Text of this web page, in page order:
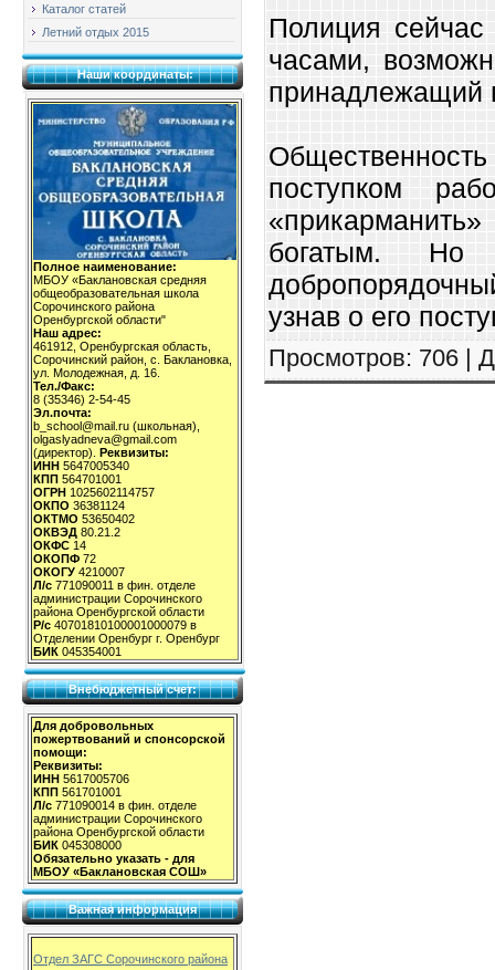
Каталог статей
Летний отдых 2015
Наши координаты:
Полное наименование:
МБОУ «Баклановская средняя
общеобразовательная школа
Сорочинского района
Оренбургской области"
Наш адрес:
461912, Оренбургская область,
Сорочинский район, с. Баклановка,
ул. Молодежная, д. 16.
Тел./Факс:
8 (35346) 2-54-45
Эл.почта:
b_school@mail.ru (школьная),
olgaslyadneva@gmail.com
(директор). Реквизиты:
ИНН 5647005340
КПП 564701001
ОГРН 1025602114757
ОКПО 36381124
ОКТМО 53650402
ОКВЭД 80.21.2
ОКФС 14
ОКОПФ 72
ОКОГУ 4210007
Л/с 771090011 в фин. отделе
администрации Сорочинского
района Оренбургской области
Р/с 40701810100001000079 в
Отделении Оренбург г. Оренбург
БИК 045354001
Внебюджетный счет:
Для добровольных
пожертвований и спонсорской
помощи:
Реквизиты:
ИНН 5617005706
КПП 561701001
Л/с 771090014 в фин. отделе
администрации Сорочинского
района Оренбургской области
БИК 045308000
Обязательно указать - для
МБОУ «Баклановская СОШ»
Важная информация
Отдел ЗАГС Сорочинского района
Полиция сейчас
часами,
принадлежащий
поступком
богатым.
узнав о его
Просмотров: 706 |